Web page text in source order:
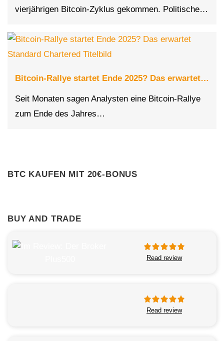
vierjährigen Bitcoin-Zyklus gekommen. Politische…
Bitcoin-Rallye startet Ende 2025? Das erwartet…
Seit Monaten sagen Analysten eine Bitcoin-Rallye
zum Ende des Jahres…
BTC KAUFEN MIT 20€-BONUS
BUY AND TRADE
Read review
Read review